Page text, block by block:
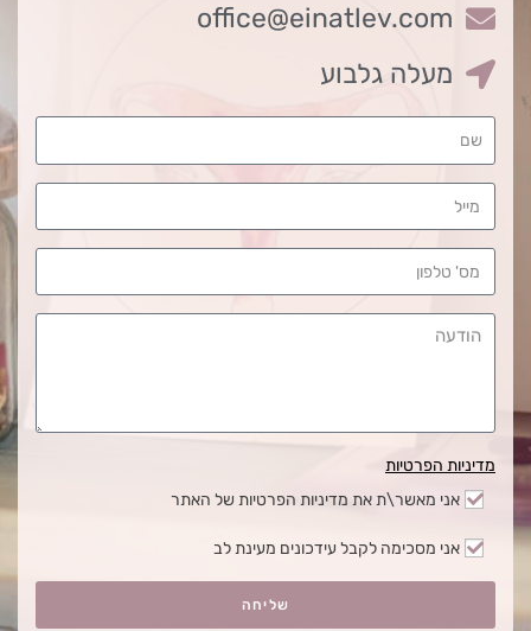
office@einatlev.com
מעלה גלבוע
מדיניות הפרטיות
אני מאשר\ת את מדיניות הפרטיות של האתר
אני מסכימה לקבל עידכונים מעינת לב
שליחה